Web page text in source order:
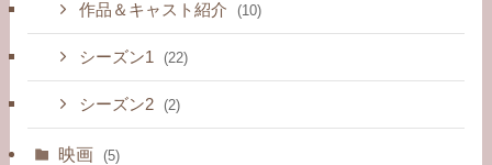
作品＆キャスト紹介 (10)
シーズン1 (22)
シーズン2 (2)
映画 (5)